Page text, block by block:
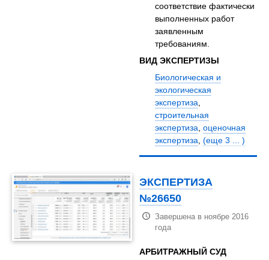
соответствие фактически
выполненных работ
заявленным
требованиям.
ВИД ЭКСПЕРТИЗЫ
Биологическая и
экологическая
экспертиза,
строительная
экспертиза,оценочная
экспертиза,(еще 3 ... )
ЭКСПЕРТИЗА
№26650
Завершена в ноябре 2016
года
АРБИТРАЖНЫЙ СУД